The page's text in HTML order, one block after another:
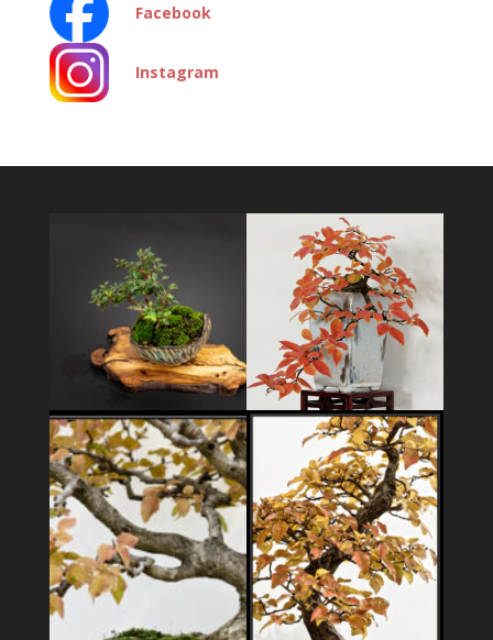
Facebook
Instagram